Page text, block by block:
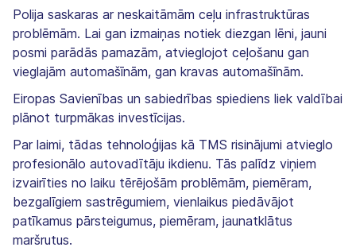
Polija saskaras ar neskaitāmām ceļu infrastruktūras
problēmām. Lai gan izmaiņas notiek diezgan lēni, jauni
posmi parādās pamazām, atvieglojot ceļošanu gan
vieglajām automašīnām, gan kravas automašīnām.
Eiropas Savienības un sabiedrības spiediens liek valdībai
plānot turpmākas investīcijas.
Par laimi, tādas tehnoloģijas kā TMS risinājumi atvieglo
profesionālo autovadītāju ikdienu. Tās palīdz viņiem
izvairīties no laiku tērējošām problēmām, piemēram,
bezgalīgiem sastrēgumiem, vienlaikus piedāvājot
patīkamus pārsteigumus, piemēram, jaunatklātus
maršrutus.